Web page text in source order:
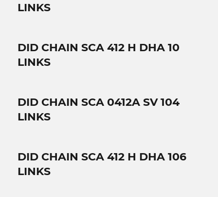
LINKS
DID CHAIN SCA 412 H DHA 10
LINKS
DID CHAIN SCA 0412A SV 104
LINKS
DID CHAIN SCA 412 H DHA 106
LINKS